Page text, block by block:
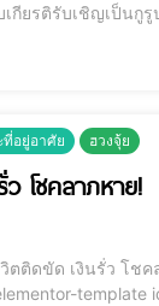
อยู่อาศัย ฮวงจุ้ย
โชคลาภหาย!